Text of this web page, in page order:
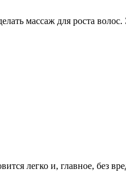
массаж для роста волос.
легко и, главное, без